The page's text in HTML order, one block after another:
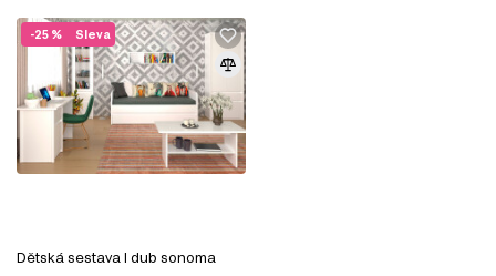
Sleva
-25 %
Dětská sestava I dub sonoma